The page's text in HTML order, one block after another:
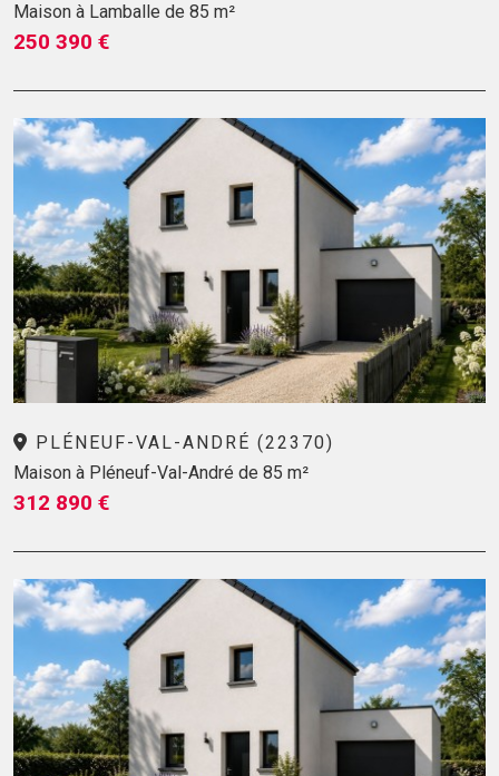
Maison à Lamballe de 85 m²
250 390 €
PLÉNEUF-VAL-ANDRÉ (22370)
Maison à Pléneuf-Val-André de 85 m²
312 890 €